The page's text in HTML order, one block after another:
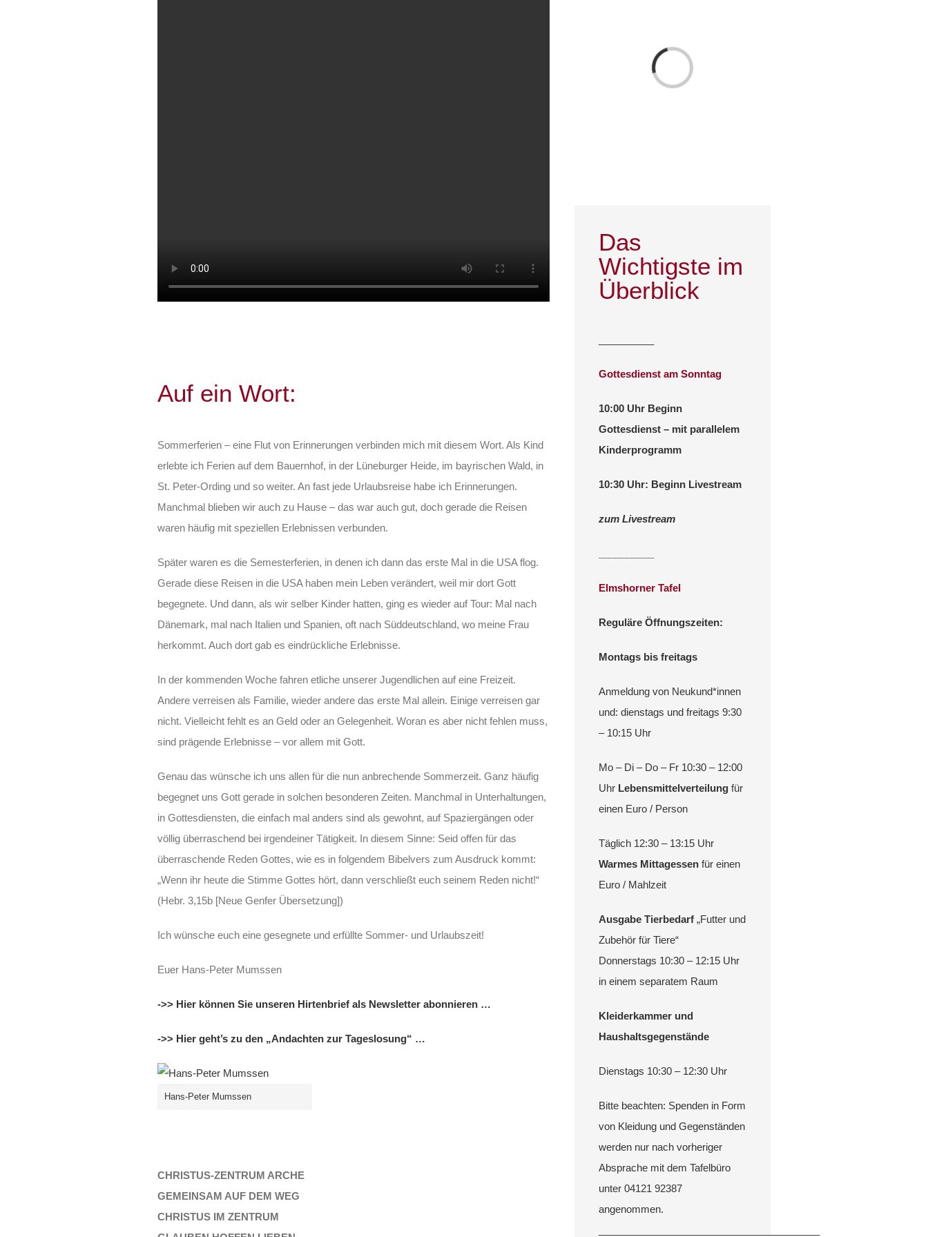
Auf ein Wort:
Sommerferien – eine Flut von Erinnerungen verbinden mich mit diesem Wort. Als Kind
erlebte ich Ferien auf dem Bauernhof, in der Lüneburger Heide, im bayrischen Wald, in
St. Peter-Ording und so weiter. An fast jede Urlaubsreise habe ich Erinnerungen.
Manchmal blieben wir auch zu Hause – das war auch gut, doch gerade die Reisen
waren häufig mit speziellen Erlebnissen verbunden.
Später waren es die Semesterferien, in denen ich dann das erste Mal in die USA flog.
Gerade diese Reisen in die USA haben mein Leben verändert, weil mir dort Gott
begegnete. Und dann, als wir selber Kinder hatten, ging es wieder auf Tour: Mal nach
Dänemark, mal nach Italien und Spanien, oft nach Süddeutschland, wo meine Frau
herkommt. Auch dort gab es eindrückliche Erlebnisse.
In der kommenden Woche fahren etliche unserer Jugendlichen auf eine Freizeit.
Andere verreisen als Familie, wieder andere das erste Mal allein. Einige verreisen gar
nicht. Vielleicht fehlt es an Geld oder an Gelegenheit. Woran es aber nicht fehlen muss,
sind prägende Erlebnisse – vor allem mit Gott.
Genau das wünsche ich uns allen für die nun anbrechende Sommerzeit. Ganz häufig
begegnet uns Gott gerade in solchen besonderen Zeiten. Manchmal in Unterhaltungen,
in Gottesdiensten, die einfach mal anders sind als gewohnt, auf Spaziergängen oder
völlig überraschend bei irgendeiner Tätigkeit. In diesem Sinne: Seid offen für das
überraschende Reden Gottes, wie es in folgendem Bibelvers zum Ausdruck kommt:
„Wenn ihr heute die Stimme Gottes hört, dann verschließt euch seinem Reden nicht!“
(Hebr. 3,15b [Neue Genfer Übersetzung])
Ich wünsche euch eine gesegnete und erfüllte Sommer- und Urlaubszeit!
Euer Hans-Peter Mumssen
->> Hier können Sie unseren Hirtenbrief als Newsletter abonnieren …
->> Hier geht’s zu den „Andachten zur Tageslosung“ …
Hans-Peter Mumssen
CHRISTUS-ZENTRUM ARCHE
GEMEINSAM AUF DEM WEG
CHRISTUS IM ZENTRUM
Laden...
Das
Wichtigste im
Überblick
Gottesdienst am Sonntag
10:00 Uhr Beginn
Gottesdienst – mit parallelem
Kinderprogramm
10:30 Uhr: Beginn Livestream
zum Livestream
Elmshorner Tafel
Reguläre Öffnungszeiten:
Montags bis freitags
Anmeldung von Neukund*innen
und: dienstags und freitags 9:30
– 10:15 Uhr
Mo – Di – Do – Fr 10:30 – 12:00
Uhr Lebensmittelverteilungfür
einen Euro / Person
Täglich 12:30 – 13:15 Uhr
Warmes Mittagessenfür einen
Euro / Mahlzeit
Ausgabe Tierbedarf„Futter und
Zubehör für Tiere“
Donnerstags 10:30 – 12:15 Uhr
in einem separatem Raum
Kleiderkammer und
Haushaltsgegenstände
Dienstags 10:30 – 12:30 Uhr
Bitte beachten: Spenden in Form
von Kleidung und Gegenständen
werden nur nach vorheriger
Absprache mit dem Tafelbüro
unter 04121 92387
angenommen.